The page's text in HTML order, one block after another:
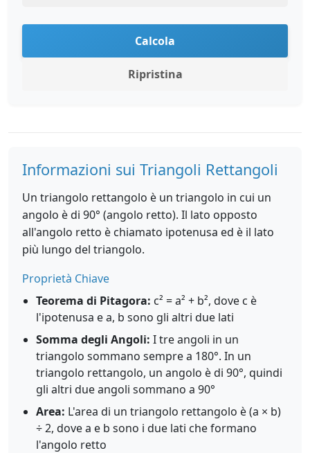
Calcola
Ripristina
Informazioni sui Triangoli Rettangoli
Un triangolo rettangolo è un triangolo in cui un
angolo è di 90° (angolo retto). Il lato opposto
all'angolo retto è chiamato ipotenusa ed è il lato
più lungo del triangolo.
Proprietà Chiave
Teorema di Pitagora: c² = a² + b², dove c è
l'ipotenusa e a, b sono gli altri due lati
Somma degli Angoli: I tre angoli in un
triangolo sommano sempre a 180°. In un
triangolo rettangolo, un angolo è di 90°, quindi
gli altri due angoli sommano a 90°
Area: L'area di un triangolo rettangolo è (a × b)
÷ 2, dove a e b sono i due lati che formano
l'angolo retto